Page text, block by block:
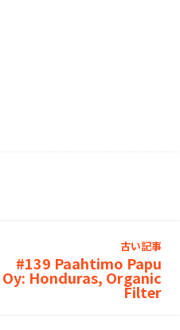
古い記事
#139 Paahtimo Papu
Oy: Honduras, Organic
Filter